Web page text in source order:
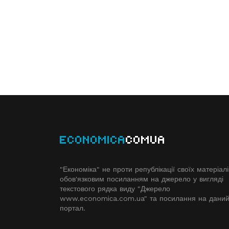
ECONOMICACOMUA
"Економіка" не проти републікації своїх
обов'язковим посиланням на джерело у вигляді
текстового рядка виду "Джерело
www.economiсa.com.ua" та посилання на даний
портал.